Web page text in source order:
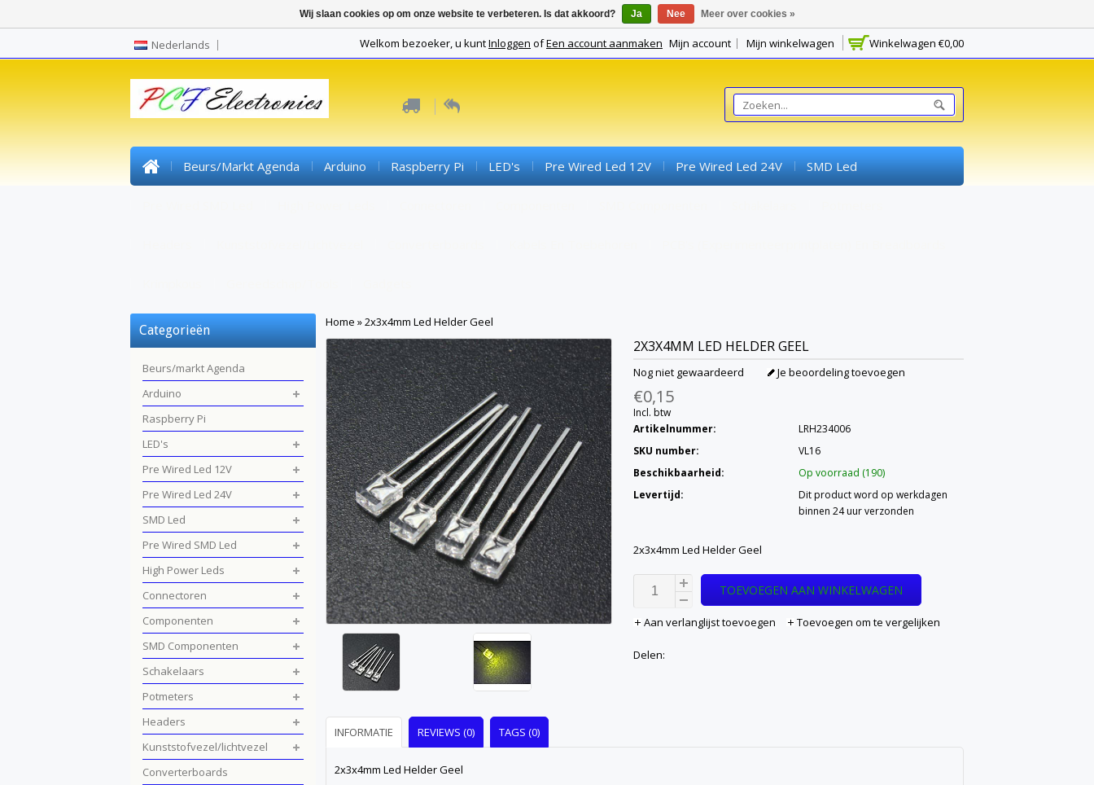
Nederlands Winkelwagen €0,00
Welkom bezoeker, u kuntInloggen ofEen account aanmaken Mijn account Mijn winkelwagen
Beurs/markt Agenda Arduino Raspberry Pi LED's Pre Wired Led 12V Pre Wired Led 24V SMD Led
Home »2x3x4mm Led Helder Geel
2X3X4MM LED HELDER GEEL
Nog niet gewaardeerd Je beoordeling toevoegen
€0,15
Incl. btw
Artikelnummer:
LRH234006
SKU number:
VL16
Beschikbaarheid:
Op voorraad (190)
Levertijd:
Dit product word op werkdagen
binnen 24 uur verzonden
2x3x4mm Led Helder Geel
TOEVOEGEN AAN WINKELWAGEN
Aan verlanglijst toevoegen Toevoegen om te vergelijken
Delen:
INFORMATIE REVIEWS (0) TAGS (0)
2x3x4mm Led Helder Geel
Categorieën
Beurs/markt Agenda
Arduino
Raspberry Pi
LED's
Pre Wired Led 12V
Pre Wired Led 24V
SMD Led
Pre Wired SMD Led
High Power Leds
Connectoren
Componenten
SMD Componenten
Schakelaars
Potmeters
Headers
Kunststofvezel/lichtvezel
Converterboards
Wij slaan cookies op om onze website te verbeteren. Is dat akkoord? Ja Nee Meer over cookies »